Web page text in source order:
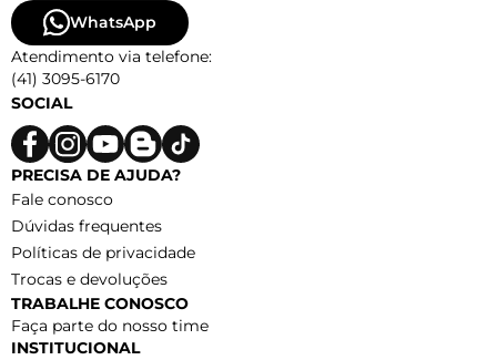
WhatsApp
Atendimento via telefone:
(41) 3095-6170
SOCIAL
PRECISA DE AJUDA?
Fale conosco
Dúvidas frequentes
Políticas de privacidade
Trocas e devoluções
TRABALHE CONOSCO
Faça parte do nosso time
INSTITUCIONAL